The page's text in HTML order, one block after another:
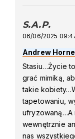
S.A.P.says:
06/06/2025
Andrew
Stasiu…Życie
grać mimiką,
takie
tapetowaniu,
ufryzowaną…A
wewnętrznie
nas